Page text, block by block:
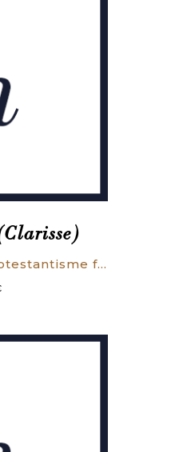
L’Evolution du protestantisme français au XIXe siècle.